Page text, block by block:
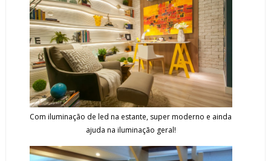
Com iluminação de led na estante, super moderno e ainda
ajuda na iluminação geral!